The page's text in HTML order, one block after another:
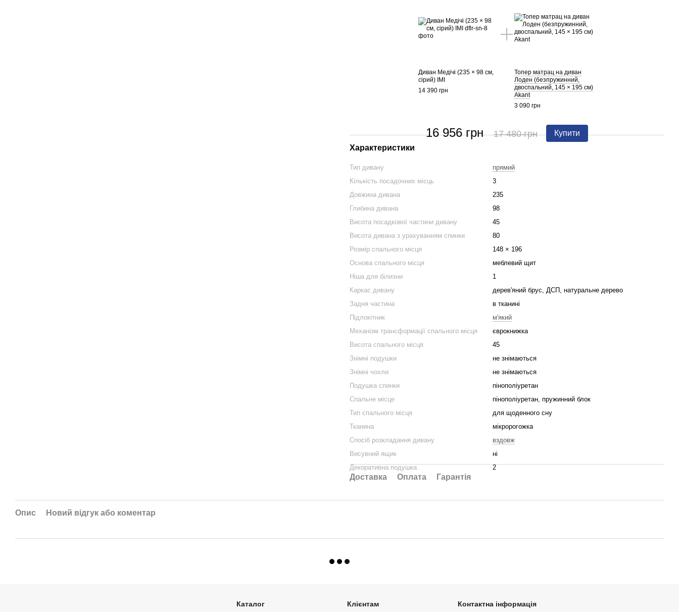
Диван Медічі (235 × 98 см,
сірий) IMI
14 390 грн
Топер матрац на диван
Лоден (безпружинний,
двоспальний, 145 × 195 см)
Akant
3 090 грн
16 956 грн 17 480 грн
Купити
Характеристики
Тип дивану
прямий
Кількість посадочних місць
3
Довжина дивана
235
Глибина дивана
98
Висота посадкової частини дивану
45
Висота дивана з урахуванням спинки
80
Розмір спального місця
148 × 196
Основа спального місця
меблевий щит
Ніша для білизни
1
Каркас дивану
дерев'яний брус, ДСП, натуральне дерево
Задня частина
в тканині
Підлокітник
м'який
Механізм трансформації спального місця
єврокнижка
Висота спального місця
45
Знімні подушки
не знімаються
Знімні чохли
не знімаються
Подушка спинки
пінополіуретан
Спальне місце
пінополіуретан, пружинний блок
Тип спального місця
для щоденного сну
Тканина
мікророгожка
Спосіб розкладання дивану
вздовж
Висувний ящик
ні
Декоративна подушка
2
Доставка Оплата Гарантія
Опис Новий відгук або коментар
Каталог Клієнтам Контактна інформація